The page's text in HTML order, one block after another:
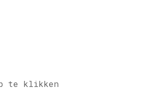
te klikken